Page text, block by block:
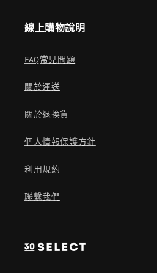
線上購物說明
FAQ常見問題
關於運送
關於退換貨
個人情報保護方針
利用規約
聯繫我們